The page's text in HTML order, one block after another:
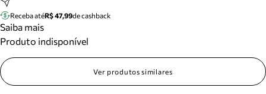
Tênis
Mule
Rasteira
Precisa de ajuda?
Tire dúvidas sobre pedidos, devoluções e mais.
Receba atéR$ 47,99de cashback
Saiba mais
Produto indisponível
Ver produtos similares